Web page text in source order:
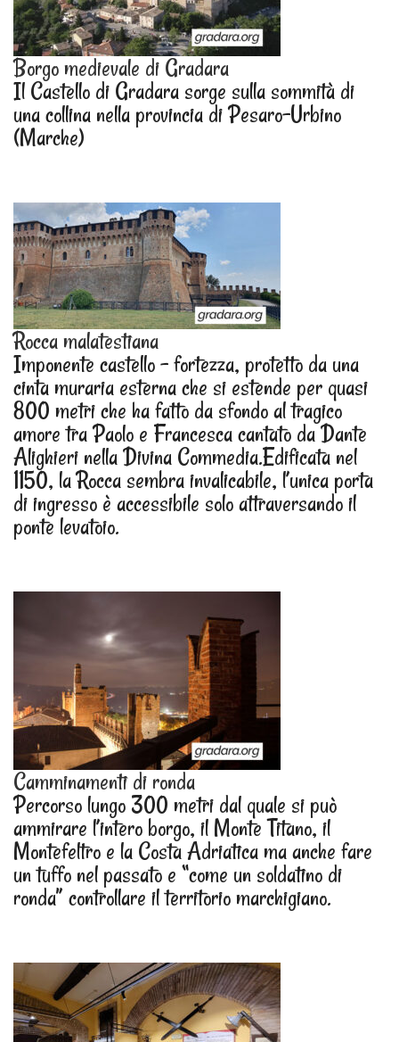
Borgo medievale di Gradara
Il Castello di Gradara sorge sulla sommità di
una collina nella provincia di Pesaro-Urbino
(Marche)
Rocca malatestiana
Imponente castello – fortezza, protetto da una
cinta muraria esterna che si estende per quasi
800 metri che ha fatto da sfondo al tragico
amore tra Paolo e Francesca cantato da Dante
Alighieri nella Divina Commedia.Edificata nel
1150, la Rocca sembra invalicabile, l’unica porta
di ingresso è accessibile solo attraversando il
ponte levatoio.
Camminamenti di ronda
Percorso lungo 300 metri dal quale si può
ammirare l’intero borgo, il Monte Titano, il
Montefeltro e la Costa Adriatica ma anche fare
un tuffo nel passato e “come un soldatino di
ronda” controllare il territorio marchigiano.